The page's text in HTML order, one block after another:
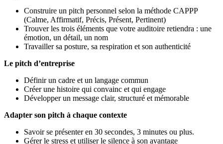
Construire un pitch personnel selon la méthode CAPPP
(Calme, Affirmatif, Précis, Présent, Pertinent)
Trouver les trois éléments que votre auditoire retiendra : une
émotion, un détail, un nom
Travailler sa posture, sa respiration et son authenticité
Le pitch d’entreprise
Définir un cadre et un langage commun
Créer une histoire qui convainc et qui engage
Développer un message clair, structuré et mémorable
Adapter son pitch à chaque contexte
Savoir se présenter en 30 secondes, 3 minutes ou plus.
Gérer le stress et utiliser le silence à son avantage